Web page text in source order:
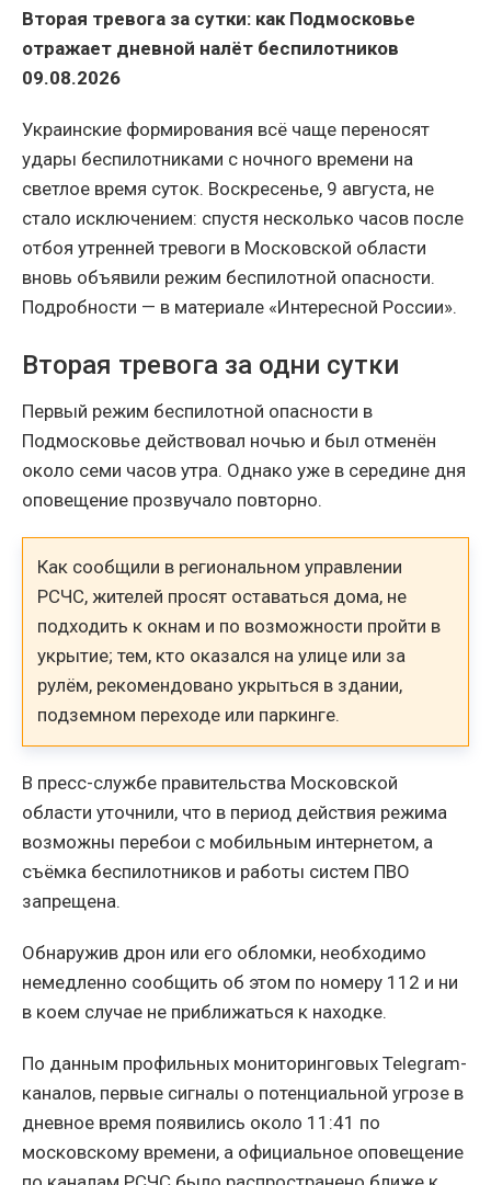
Вторая тревога за сутки: как Подмосковье
отражает дневной налёт беспилотников
09.08.2026
Украинские формирования всё чаще переносят
удары беспилотниками с ночного времени на
светлое время суток. Воскресенье, 9 августа, не
стало исключением: спустя несколько часов после
отбоя утренней тревоги в Московской области
вновь объявили режим беспилотной опасности.
Подробности — в материале «Интересной России».
Вторая тревога за одни сутки
Первый режим беспилотной опасности в
Подмосковье действовал ночью и был отменён
около семи часов утра. Однако уже в середине дня
оповещение прозвучало повторно.
Как сообщили в региональном управлении
РСЧС, жителей просят оставаться дома, не
подходить к окнам и по возможности пройти в
укрытие; тем, кто оказался на улице или за
рулём, рекомендовано укрыться в здании,
подземном переходе или паркинге.
В пресс-службе правительства Московской
области уточнили, что в период действия режима
возможны перебои с мобильным интернетом, а
съёмка беспилотников и работы систем ПВО
запрещена.
Обнаружив дрон или его обломки, необходимо
немедленно сообщить об этом по номеру 112 и ни
в коем случае не приближаться к находке.
По данным профильных мониторинговых Telegram-
каналов, первые сигналы о потенциальной угрозе в
дневное время появились около 11:41 по
московскому времени, а официальное оповещение